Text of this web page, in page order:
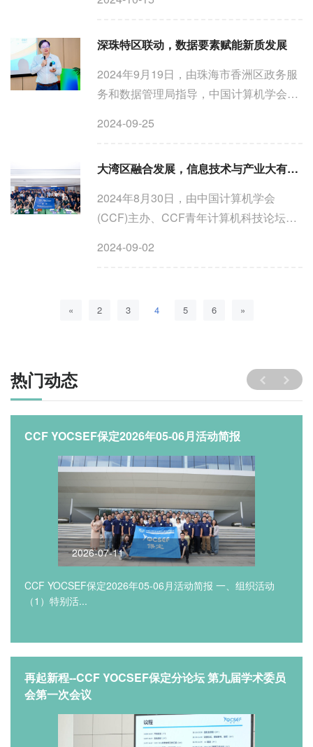
设施高质量发展行动计划》，明确指出算
水电”这一愿景逐渐...
深珠特区联动，数据要素赋能新质发展
2024年9月19日，由珠海市香洲区政务服
务和数据管理局指导，中国计算机学会
坛（YOCSEF）深圳学术委员会（AC）
据要素协会、珠海正圆城市运营有...
2024-09-25
大湾区融合发展，信息技术与产业大有可为
2024年8月30日，由中国计算机学会
(CCF)主办、CCF青年计算机科技论坛
智能科学与技术研究院、中电金信软件有
2024-09-02
« 2 3 4 5 6 »
热门动态
CCF YOCSEF保定2026年05-06月活动简报
2026-07-11
CCF YOCSEF保定2026年05-06月活动简报 一、组织活动
（1）特别活...
再起新程--CCF YOCSEF保定分论坛 第九届学术委员
会第一次会议